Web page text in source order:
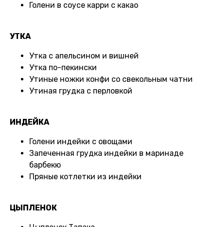
Голени в соусе карри с какао
УТКА
Утка с апельсином и вишней
Утка по-пекински
Утиные ножки конфи со свекольным чатни
Утиная грудка с перловкой
ИНДЕЙКА
Голени индейки с овощами
Запеченная грудка индейки в маринаде
барбекю
Пряные котлетки из индейки
ЦЫПЛЕНОК